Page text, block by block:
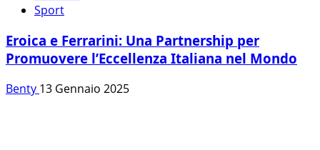
Sport
Eroica e Ferrarini: Una Partnership per
Promuovere l’Eccellenza Italiana nel Mondo
Benty 13 Gennaio 2025